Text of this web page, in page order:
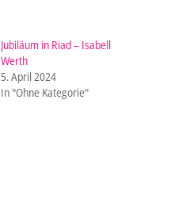
Jubiläum in Riad – Isabell
Werth
5. April 2024
In "Ohne Kategorie"